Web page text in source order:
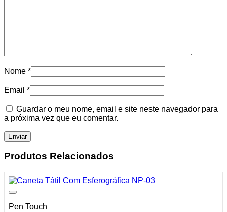
Nome *
Email *
Guardar o meu nome, email e site neste navegador para
a próxima vez que eu comentar.
Produtos Relacionados
Pen Touch